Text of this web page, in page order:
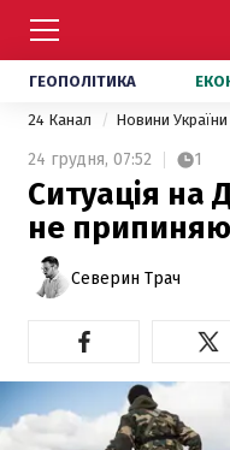
ГЕОПОЛІТИКА
24 Канал Новини України
24 грудня, 07:52 1
Ситуація на
не
Северин Трач